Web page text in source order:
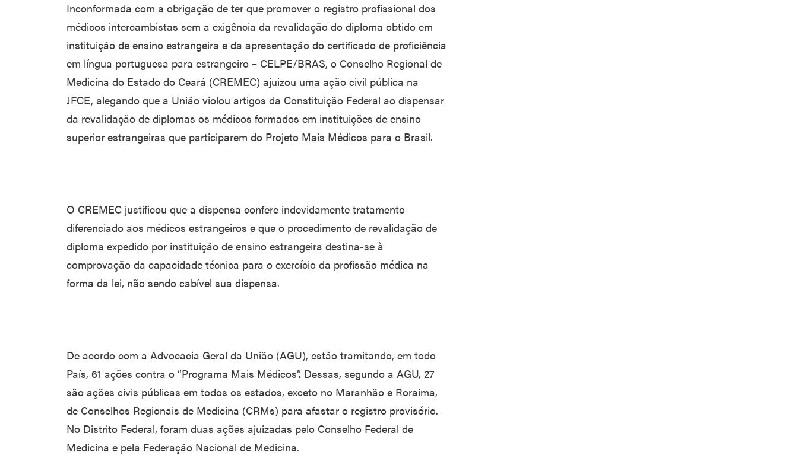
Inconformada com a obrigação de ter que promover o registro profissional dos
médicos intercambistas sem a exigência da revalidação do diploma obtido em
instituição de ensino estrangeira e da apresentação do certificado de proficiência
em língua portuguesa para estrangeiro – CELPE/BRAS, o Conselho Regional de
Medicina do Estado do Ceará (CREMEC) ajuizou uma ação civil pública na
JFCE, alegando que a União violou artigos da Constituição Federal ao dispensar
da revalidação de diplomas os médicos formados em instituições de ensino
superior estrangeiras que participarem do Projeto Mais Médicos para o Brasil.
O CREMEC justificou que a dispensa confere indevidamente tratamento
diferenciado aos médicos estrangeiros e que o procedimento de revalidação de
diploma expedido por instituição de ensino estrangeira destina-se à
comprovação da capacidade técnica para o exercício da profissão médica na
forma da lei, não sendo cabível sua dispensa.
De acordo com a Advocacia Geral da União (AGU), estão tramitando, em todo
País, 61 ações contra o “Programa Mais Médicos”. Dessas, segundo a AGU, 27
são ações civis públicas em todos os estados, exceto no Maranhão e Roraima,
de Conselhos Regionais de Medicina (CRMs) para afastar o registro provisório.
No Distrito Federal, foram duas ações ajuizadas pelo Conselho Federal de
Medicina e pela Federação Nacional de Medicina.